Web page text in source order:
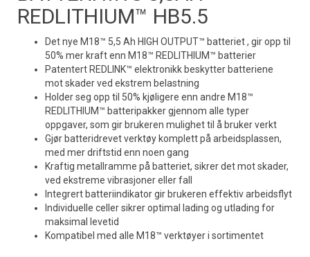
REDLITHIUM™ HB5.5
Det nye M18™ 5,5 Ah HIGH OUTPUT™ batteriet , gir opp til
50% mer kraft enn M18™ REDLITHIUM™ batterier
Patentert REDLINK™ elektronikk beskytter batteriene
mot skader ved ekstrem belastning
Holder seg opp til 50% kjøligere enn andre M18™
REDLITHIUM™ batteripakker gjennom alle typer
oppgaver, som gir brukeren mulighet til å bruker verkt
Gjør batteridrevet verktøy komplett på arbeidsplassen,
med mer driftstid enn noen gang
Kraftig metallramme på batteriet, sikrer det mot skader,
ved ekstreme vibrasjoner eller fall
Integrert batteriindikator gir brukeren effektiv arbeidsflyt
Individuelle celler sikrer optimal lading og utlading for
maksimal levetid
Kompatibel med alle M18™ verktøyer i sortimentet